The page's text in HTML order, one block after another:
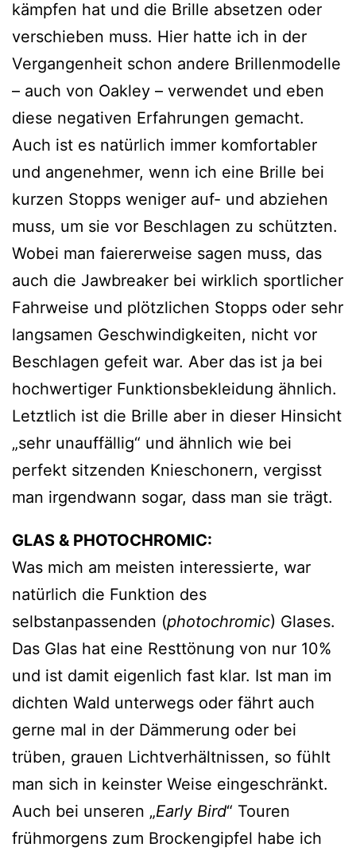
kämpfen hat und die Brille absetzen oder
verschieben muss. Hier hatte ich in der
Vergangenheit schon andere Brillenmodelle
– auch von Oakley – verwendet und eben
diese negativen Erfahrungen gemacht.
Auch ist es natürlich immer komfortabler
und angenehmer, wenn ich eine Brille bei
kurzen Stopps weniger auf- und abziehen
muss, um sie vor Beschlagen zu schützten.
Wobei man faiererweise sagen muss, das
auch die Jawbreaker bei wirklich sportlicher
Fahrweise und plötzlichen Stopps oder sehr
langsamen Geschwindigkeiten, nicht vor
Beschlagen gefeit war. Aber das ist ja bei
hochwertiger Funktionsbekleidung ähnlich.
Letztlich ist die Brille aber in dieser Hinsicht
„sehr unauffällig“ und ähnlich wie bei
perfekt sitzenden Knieschonern, vergisst
man irgendwann sogar, dass man sie trägt.
GLAS & PHOTOCHROMIC:
Was mich am meisten interessierte, war
natürlich die Funktion des
selbstanpassenden (photochromic) Glases.
Das Glas hat eine Resttönung von nur 10%
und ist damit eigenlich fast klar. Ist man im
dichten Wald unterwegs oder fährt auch
gerne mal in der Dämmerung oder bei
trüben, grauen Lichtverhältnissen, so fühlt
man sich in keinster Weise eingeschränkt.
Auch bei unseren „Early Bird“ Touren
frühmorgens zum Brockengipfel habe ich